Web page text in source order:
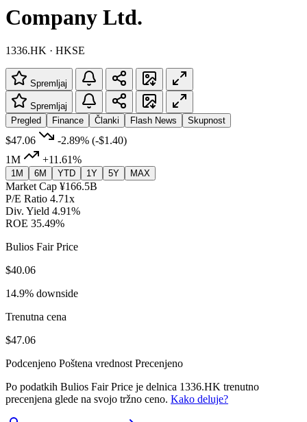
Company Ltd.
1336.HK · HKSE
Spremljaj
Spremljaj
Pregled
Finance Članki Flash News Skupnost
$47.06 -2.89% (-$1.40)
1M
+11.61%
1M 6M YTD 1Y 5Y MAX
Market Cap ¥166.5B
P/E Ratio 4.71x
Div. Yield 4.91%
ROE 35.49%
Bulios Fair Price
$40.06
14.9% downside
Trenutna cena
$47.06
Podcenjeno Poštena vrednost Precenjeno
Po podatkih Bulios Fair Price je delnica 1336.HK trenutno
precenjena glede na svojo tržno ceno. Kako deluje?